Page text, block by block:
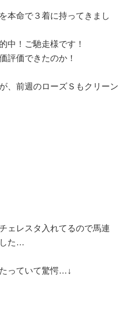
本命で３着に持ってきまし
的中！ご馳走様です！
評価できたのか！
、前週のローズＳもクリーン
ェレスタ入れてるので馬連
た…
っていて驚愕…↓